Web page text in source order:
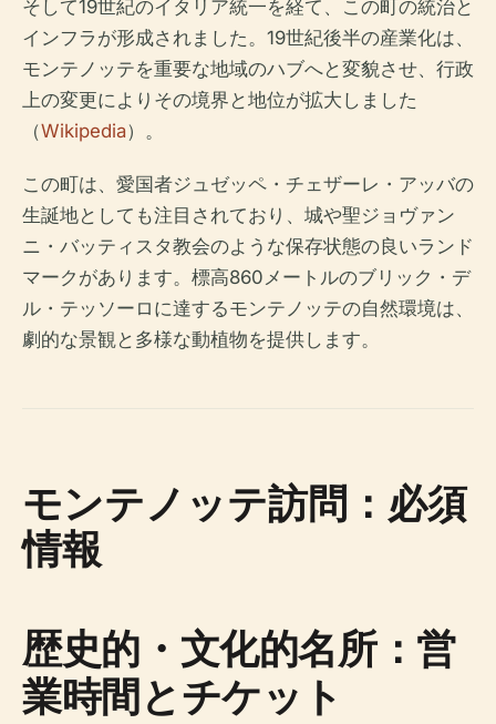
そして19世紀のイタリア統一を経て、この町の統治と
インフラが形成されました。19世紀後半の産業化は、
モンテノッテを重要な地域のハブへと変貌させ、行政
上の変更によりその境界と地位が拡大しました
（Wikipedia）。
この町は、愛国者ジュゼッペ・チェザーレ・アッバの
生誕地としても注目されており、城や聖ジョヴァン
ニ・バッティスタ教会のような保存状態の良いランド
マークがあります。標高860メートルのブリック・デ
ル・テッソーロに達するモンテノッテの自然環境は、
劇的な景観と多様な動植物を提供します。
モンテノッテ訪問：必須
情報
歴史的・文化的名所：営
業時間とチケット